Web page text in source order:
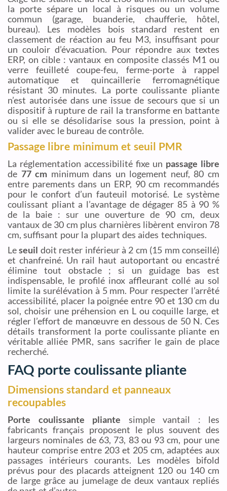
la porte sépare un local à risques ou un volume
commun (garage, buanderie, chaufferie, hôtel,
bureau). Les modèles bois standard restent en
classement de réaction au feu M3, insuffisant pour
un couloir d’évacuation. Pour répondre aux textes
ERP, on cible : vantaux en composite classés M1 ou
verre feuilleté coupe-feu, ferme-porte à rappel
automatique et quincaillerie ferromagnétique
résistant 30 minutes. La porte coulissante pliante
n’est autorisée dans une issue de secours que si un
dispositif à rupture de rail la transforme en battante
ou si elle se désolidarise sous la pression, point à
valider avec le bureau de contrôle.
Passage libre minimum et seuil PMR
La réglementation accessibilité fixe un passage libre
de 77 cm minimum dans un logement neuf, 80 cm
entre parements dans un ERP, 90 cm recommandés
pour le confort d’un fauteuil motorisé. Le système
coulissant pliant a l’avantage de dégager 85 à 90 %
de la baie : sur une ouverture de 90 cm, deux
vantaux de 30 cm plus charnières libèrent environ 78
cm, suffisant pour la plupart des aides techniques.
Leseuil doit rester inférieur à 2 cm (15 mm conseillé)
et chanfreiné. Un rail haut autoportant ou encastré
élimine tout obstacle ; si un guidage bas est
indispensable, le profilé inox affleurant collé au sol
limite la surélévation à 5 mm. Pour respecter l’arrêté
accessibilité, placer la poignée entre 90 et 130 cm du
sol, choisir une préhension en L ou coquille large, et
régler l’effort de manœuvre en dessous de 50 N. Ces
détails transforment la porte coulissante pliante en
véritable alliée PMR, sans sacrifier le gain de place
recherché.
FAQ porte coulissante pliante
Dimensions standard et panneaux
recoupables
Porte coulissante pliante simple vantail : les
fabricants français proposent le plus souvent des
largeurs nominales de 63, 73, 83 ou 93 cm, pour une
hauteur comprise entre 203 et 205 cm, adaptées aux
passages intérieurs courants. Les modèles bifold
prévus pour des placards atteignent 120 ou 140 cm
de large grâce au jumelage de deux vantaux repliés